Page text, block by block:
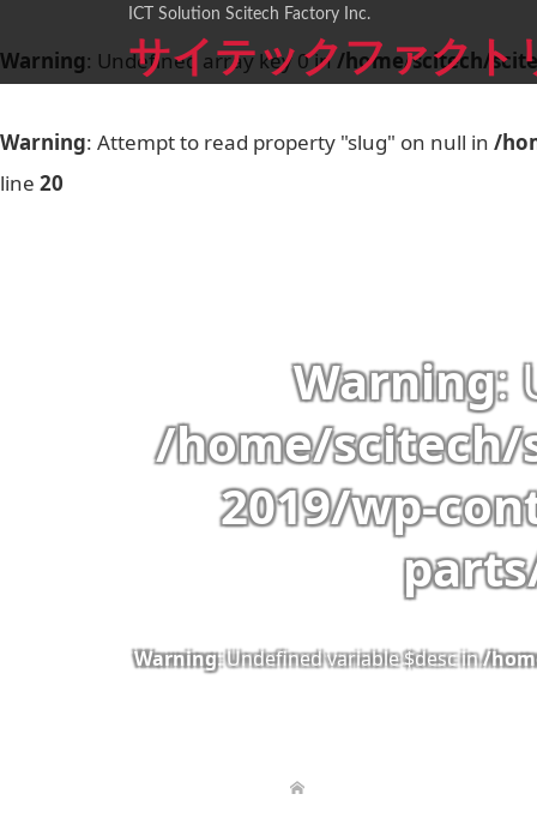
ICT Solution Scitech Factory Inc.
サイテックファクト
Warning: Undefined array key 0 in/home/scitech/
Warning: Attempt to read property "slug" on null in /
line 20
Warning:
/home/scitech/
2019/wp-
Warning: Undefined variable $desc in/